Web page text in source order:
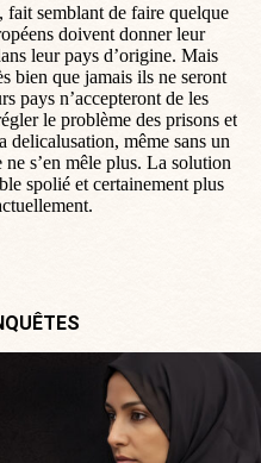
semblant de faire quelque
doivent donner leur
leur pays d’origine. Mais
bien que jamais ils ne seront
pays n’accepteront de les
le problème des prisons et
delicalusation, même sans un
s’en mêle plus. La solution
spolié et certainement plus